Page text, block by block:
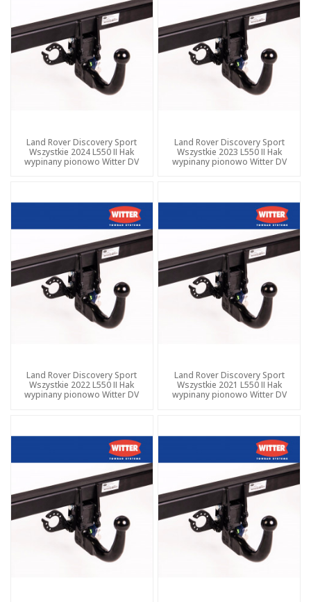
Land Rover Discovery Sport
Wszystkie 2024 L550 II Hak
wypinany pionowo Witter DV
Land Rover Discovery Sport
Wszystkie 2023 L550 II Hak
wypinany pionowo Witter DV
Land Rover Discovery Sport
Wszystkie 2022 L550 II Hak
wypinany pionowo Witter DV
Land Rover Discovery Sport
Wszystkie 2021 L550 II Hak
wypinany pionowo Witter DV